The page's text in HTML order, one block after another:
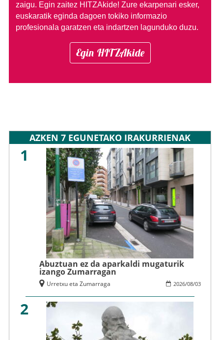
zaigu. Egin zaitez HITZAkide! Zure ekarpenari esker,
euskaratik eginda dagoen tokiko informazio
profesionala garatzen eta indartzen lagunduko duzu.
Egin HITZAkide
AZKEN 7 EGUNETAKO IRAKURRIENAK
1
Abuztuan ez da aparkaldi mugaturik
izango Zumarragan
2026/08/03
Urretxu eta Zumarraga
2